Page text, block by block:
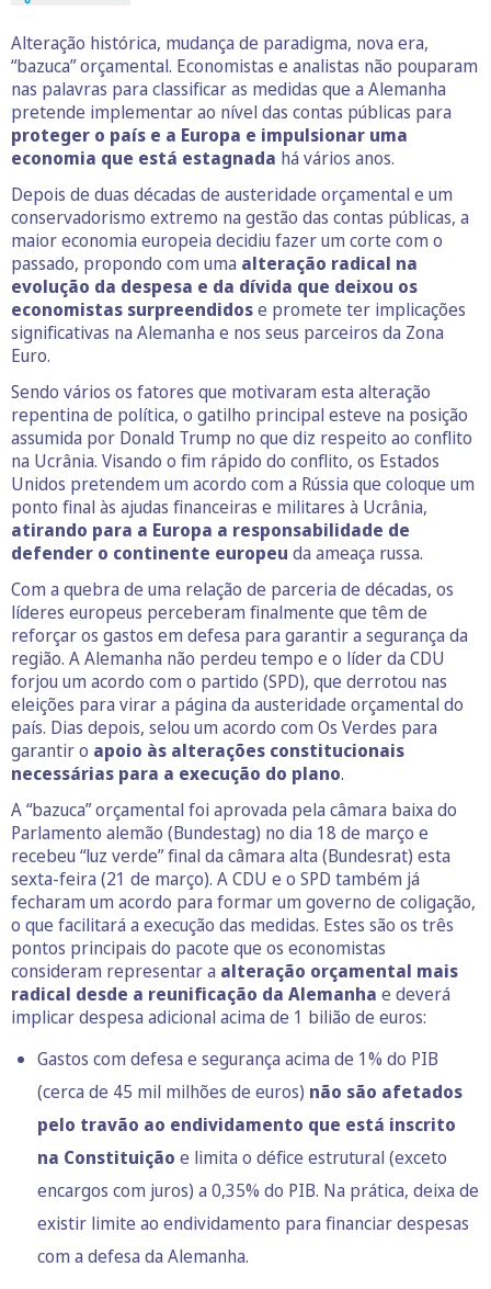
Alteração histórica, mudança de paradigma, nova era,
“bazuca” orçamental. Economistas e analistas não pouparam
nas palavras para classificar as medidas que a Alemanha
pretende implementar ao nível das contas públicas para
proteger o país e a Europa e impulsionar uma
economia que está estagnada há vários anos.
Depois de duas décadas de austeridade orçamental e um
conservadorismo extremo na gestão das contas públicas, a
maior economia europeia decidiu fazer um corte com o
passado, propondo com uma alteração radical na
evolução da despesa e da dívida que deixou os
economistas surpreendidose promete ter implicações
significativas na Alemanha e nos seus parceiros da Zona
Euro.
Sendo vários os fatores que motivaram esta alteração
repentina de política, o gatilho principal esteve na posição
assumida por Donald Trump no que diz respeito ao conflito
na Ucrânia. Visando o fim rápido do conflito, os Estados
Unidos pretendem um acordo com a Rússia que coloque um
ponto final às ajudas financeiras e militares à Ucrânia,
atirando para a Europa a responsabilidade de
defender o continente europeu da ameaça russa.
Com a quebra de uma relação de parceria de décadas, os
líderes europeus perceberam finalmente que têm de
reforçar os gastos em defesa para garantir a segurança da
região. A Alemanha não perdeu tempo e o líder da CDU
forjou um acordo com o partido (SPD), que derrotou nas
eleições para virar a página da austeridade orçamental do
país. Dias depois, selou um acordo com Os Verdes para
garantir o apoio às alterações constitucionais
necessárias para a execução do plano.
A “bazuca” orçamental foi aprovada pela câmara baixa do
Parlamento alemão (Bundestag) no dia 18 de março e
recebeu “luz verde” final da câmara alta (Bundesrat) esta
sexta-feira (21 de março). A CDU e o SPD também já
fecharam um acordo para formar um governo de coligação,
o que facilitará a execução das medidas. Estes são os três
pontos principais do pacote que os economistas
consideram representar a alteração orçamental mais
radical desde a reunificação da Alemanha e deverá
implicar despesa adicional acima de 1 bilião de euros:
Gastos com defesa e segurança acima de 1% do PIB
(cerca de 45 mil milhões de euros) não são afetados
pelo travão ao endividamento que está inscrito
na Constituição e limita o défice estrutural (exceto
encargos com juros) a 0,35% do PIB. Na prática, deixa de
existir limite ao endividamento para financiar despesas
com a defesa da Alemanha.